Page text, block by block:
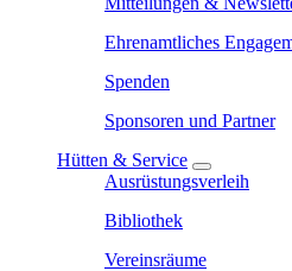
Ehrenamtliches
Spenden
Sponsoren und Partner
Hütten & Service
Ausrüstungsverleih
Bibliothek
Vereinsräume